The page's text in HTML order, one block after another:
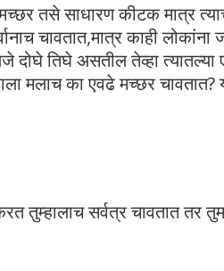
तसे साधारण कीटक मात्र
चावतात,मात्र काही लोकांना
दोघे तिघे असतील तेव्हा त्यातल्या
मलाच का एवढे मच्छर चावतात?
तुम्हालाच सर्वत्र चावतात तर